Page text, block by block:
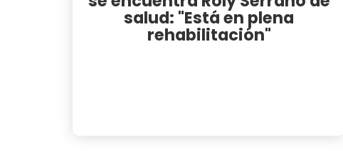
salud: "Está en plena
rehabilitación"